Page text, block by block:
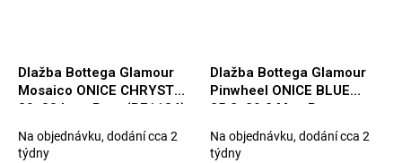
Dlažba Bottega Glamour
Mosaico ONICE CHRYSTAL
30x30 Luc. Rett. (B71184)
Na objednávku, dodání cca 2
týdny
Dlažba Bottega Glamour
Pinwheel ONICE BLUE
25,2x29,2 Mat. Rett.
Na objednávku, dodání cca 2
týdny